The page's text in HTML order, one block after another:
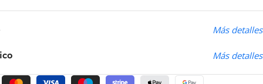
Más detalles
Más detalles